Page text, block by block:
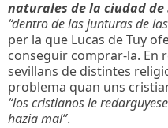
naturales de la ciudad de
“dentro de las junturas de
per la que Lucas de Tuy
conseguir comprar-la. En
sevillans de distintes
problema quan uns
“los cristianos le
hazia mal”.